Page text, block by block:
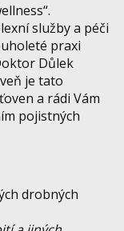
služby a péči
praxi
Důlek
je tato
a rádi Vám
pojistných
drobných